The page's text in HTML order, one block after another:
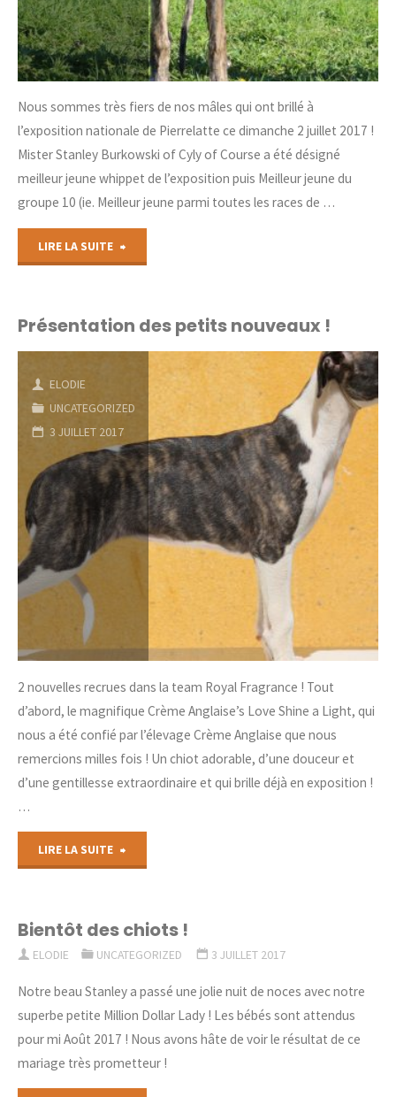
Nous sommes très fiers de nos mâles qui ont brillé à
l’exposition nationale de Pierrelatte ce dimanche 2 juillet 2017 !
Mister Stanley Burkowski of Cyly of Course a été désigné
meilleur jeune whippet de l’exposition puis Meilleur jeune du
groupe 10 (ie. Meilleur jeune parmi toutes les races de …
LIRE LA SUITE
Pierrelatte"
Présentation des petits nouveaux !
ELODIE
UNCATEGORIZED
3 JUILLET 2017
2 nouvelles recrues dans la team Royal Fragrance ! Tout
d’abord, le magnifique Crème Anglaise’s Love Shine a Light, qui
nous a été confié par l’élevage Crème Anglaise que nous
remercions milles fois ! Un chiot adorable, d’une douceur et
d’une gentillesse extraordinaire et qui brille déjà en exposition !
…
LIRE LA SUITE
petits
nouveaux
!"
Bientôt des chiots !
ELODIE UNCATEGORIZED 3 JUILLET 2017
Notre beau Stanley a passé une jolie nuit de noces avec notre
superbe petite Million Dollar Lady ! Les bébés sont attendus
pour mi Août 2017 ! Nous avons hâte de voir le résultat de ce
mariage très prometteur !